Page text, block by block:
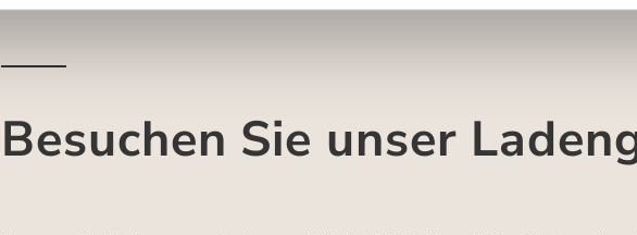
Besuchen Sie unser